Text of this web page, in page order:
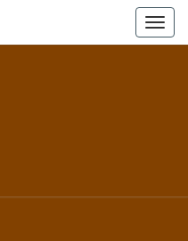
School!